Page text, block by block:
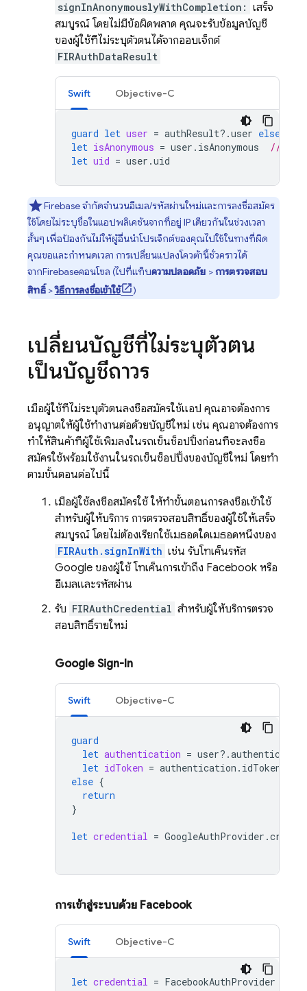
signInAnonymouslyWithCompletion: เสร็จ
สมบูรณ์ โดยไม่มีข้อผิดพลาด คุณจะรับข้อมูลบัญชี
ของผู้ใช้ที่ไม่ระบุตัวตนได้จากออบเจ็กต์
FIRAuthDataResult
Swift Objective-C
guard let user = authResult?.user else
let isAnonymous = user . isAnonymous
//
let uid = user .uid
Firebase จำกัดจำนวนอีเมล/รหัสผ่านใหม่และการลงชื่อสมัคร
ใช้โดยไม่ระบุชื่อในแอปพลิเคชันจากที่อยู่ IP เดียวกันในช่วงเวลา
สั้นๆ เพื่อป้องกันไม่ให้ผู้อื่นนำโปรเจ็กต์ของคุณไปใช้ในทางที่ผิด
คุณขอและกำหนดเวลา การเปลี่ยนแปลงโควต้านี้ชั่วคราวได้
จากFirebaseคอนโซล (ไปที่แท็บความปลอดภัย >การตรวจสอบ
สิทธิ์>วิธีการลงชื่อเข้าใช้ )
เปลี่ยนบัญชีที่ไม่ระบุตัวตน
เป็นบัญชีถาวร
เมื่อผู้ใช้ที่ไม่ระบุตัวตนลงชื่อสมัครใช้แอป คุณอาจต้องการ
อนุญาตให้ผู้ใช้ทำงานต่อด้วยบัญชีใหม่ เช่น คุณอาจต้องการ
ทำให้สินค้าที่ผู้ใช้เพิ่มลงในรถเข็นช็อปปิ้งก่อนที่จะลงชื่อ
สมัครใช้พร้อมใช้งานในรถเข็นช็อปปิ้งของบัญชีใหม่ โดยทำ
ตามขั้นตอนต่อไปนี้
เมื่อผู้ใช้ลงชื่อสมัครใช้ ให้ทำขั้นตอนการลงชื่อเข้าใช้
สำหรับผู้ให้บริการ การตรวจสอบสิทธิ์ของผู้ใช้ให้เสร็จ
สมบูรณ์ โดยไม่ต้องเรียกใช้เมธอดใดเมธอดหนึ่งของ
FIRAuth.signInWith เช่น รับโทเค็นรหัส
Google ของผู้ใช้ โทเค็นการเข้าถึง Facebook หรือ
อีเมลและรหัสผ่าน
รับ FIRAuthCredential สำหรับผู้ให้บริการตรวจ
สอบสิทธิ์รายใหม่
Google Sign-In
Swift Objective-C
guard
let authentication = user?.authentication
let idToken = authentication . idToken
else {
return
}
let credential = GoogleAuthProvider .
การเข้าสู่ระบบด้วย Facebook
Swift Objective-C
let credential = FacebookAuthProvider